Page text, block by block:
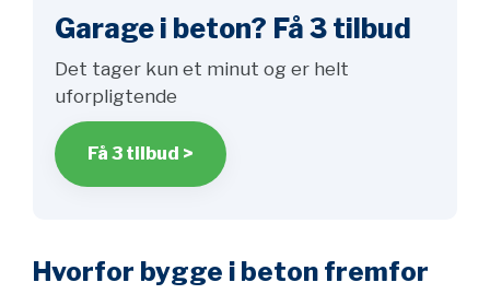
Garage i beton? Få 3 tilbud
Det tager kun et minut og er helt
uforpligtende
Få 3 tilbud >
Hvorfor bygge i beton fremfor